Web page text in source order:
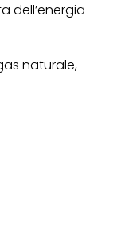
dell’energia
naturale,